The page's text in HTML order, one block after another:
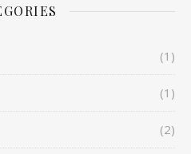
(1)
(1)
(2)